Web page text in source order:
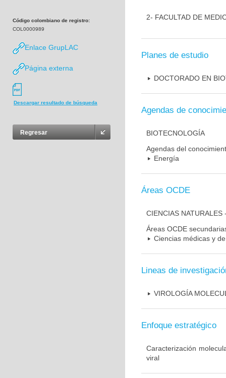
Código colombiano de registro:
COL0000989
Enlace GrupLAC
Página externa
Descargar resultado de búsqueda
Regresar
2- FACULTAD DE
Planes de estudio
DOCTORADO EN
Agendas de
BIOTECNOLOGÍA
Agendas del
Energía
Áreas OCDE
CIENCIAS
Áreas OCDE
Ciencias médicas y
Lineas de
VIROLOGÍA
Enfoque estratégico
Caracterización
viral